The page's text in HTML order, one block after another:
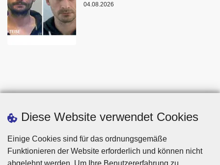
Diese Website verwendet Cookies
Einige Cookies sind für das ordnungsgemäße
Funktionieren der Website erforderlich und können nicht
abgelehnt werden. Um Ihre Benutzererfahrung zu
04.08.2026